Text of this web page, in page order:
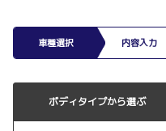
車種選択 内容入力
ボディタイプから選ぶ